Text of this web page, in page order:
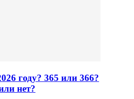
году? 365 или 366?
нет?